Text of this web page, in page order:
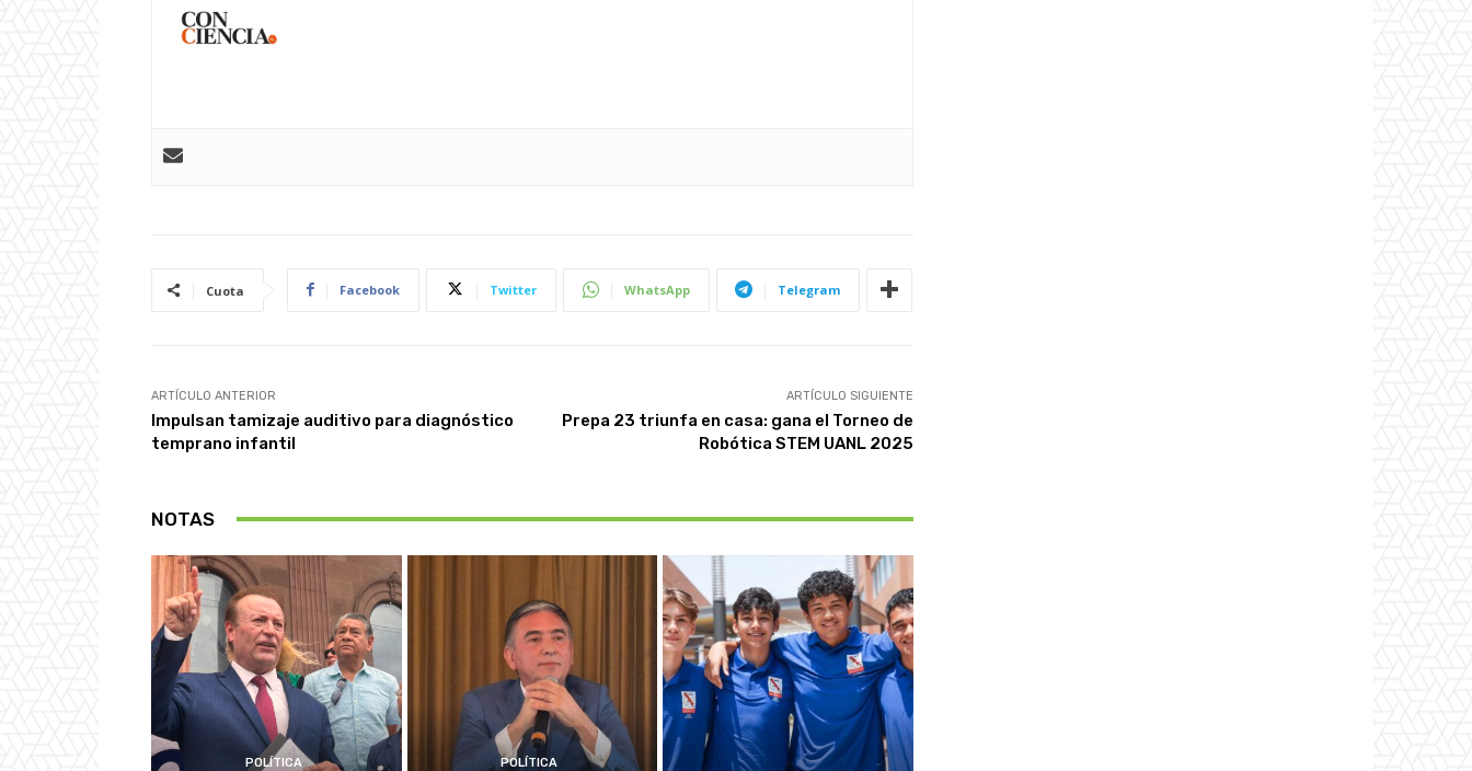
Cuota Facebook Twitter WhatsApp Telegram
ARTÍCULO ANTERIOR
Impulsan tamizaje auditivo para diagnóstico
temprano infantil
ARTÍCULO SIGUIENTE
Prepa 23 triunfa en casa: gana el Torneo de
Robótica STEM UANL 2025
NOTAS
POLÍTICA POLÍTICA